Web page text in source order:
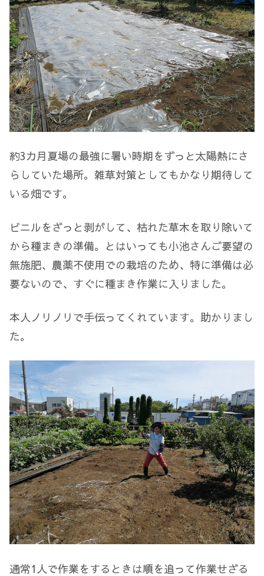
約3カ月夏場の最強に暑い時期をずっと太陽熱にさ
らしていた場所。雑草対策としてもかなり期待して
いる畑です。
ビニルをざっと剥がして、枯れた草木を取り除いて
から種まきの準備。とはいっても小池さんご要望の
無施肥、農薬不使用での栽培のため、特に準備は必
要ないので、すぐに種まき作業に入りました。
本人ノリノリで手伝ってくれています。助かりまし
た。
通常1人で作業をするときは順を追って作業せざる